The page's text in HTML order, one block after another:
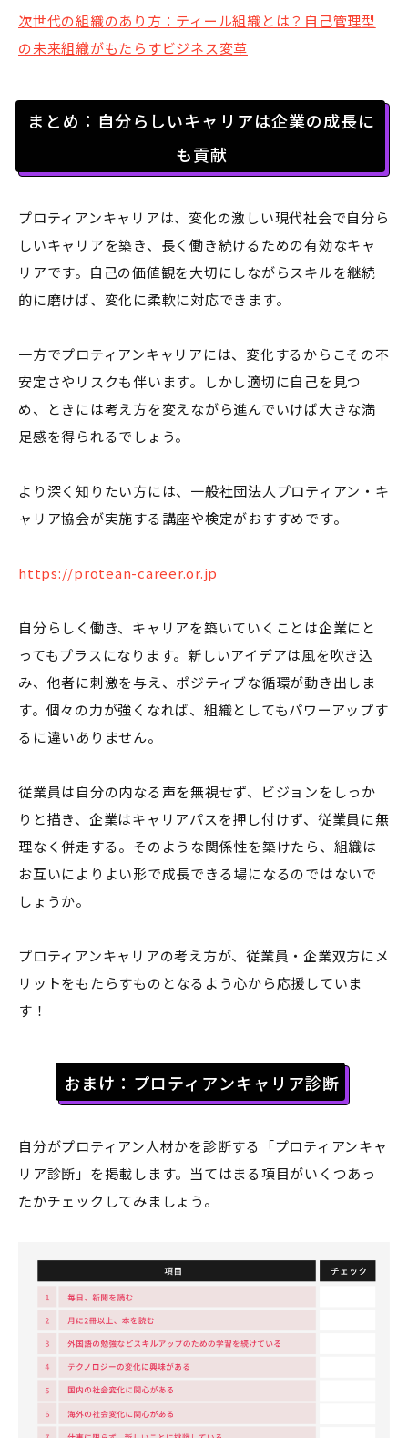
次世代の組織のあり方：ティール組織とは？自己管理型
の未来組織がもたらすビジネス変革
まとめ：自分らしいキャリアは企業の成長に
も貢献
プロティアンキャリアは、変化の激しい現代社会で自分ら
しいキャリアを築き、長く働き続けるための有効なキャ
リアです。自己の価値観を大切にしながらスキルを継続
的に磨けば、変化に柔軟に対応できます。
一方でプロティアンキャリアには、変化するからこその不
安定さやリスクも伴います。しかし適切に自己を見つ
め、ときには考え方を変えながら進んでいけば大きな満
足感を得られるでしょう。
より深く知りたい方には、一般社団法人プロティアン・キ
ャリア協会が実施する講座や検定がおすすめです。
https://protean-career.or.jp
自分らしく働き、キャリアを築いていくことは企業にと
ってもプラスになります。新しいアイデアは風を吹き込
み、他者に刺激を与え、ポジティブな循環が動き出しま
す。個々の力が強くなれば、組織としてもパワーアップす
るに違いありません。
従業員は自分の内なる声を無視せず、ビジョンをしっか
りと描き、企業はキャリアパスを押し付けず、従業員に無
理なく併走する。そのような関係性を築けたら、組織は
お互いによりよい形で成長できる場になるのではないで
しょうか。
プロティアンキャリアの考え方が、従業員・企業双方にメ
リットをもたらすものとなるよう心から応援していま
す！
おまけ：プロティアンキャリア診断
自分がプロティアン人材かを診断する「プロティアンキャ
リア診断」を掲載します。当てはまる項目がいくつあっ
たかチェックしてみましょう。